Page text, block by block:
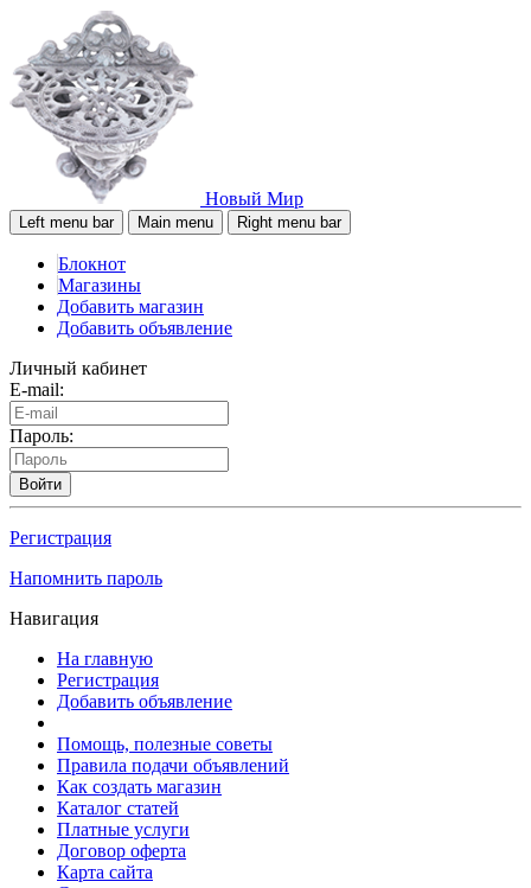
Новый Мир
Left menu bar Main menu Right menu bar
Блокнот
Магазины
Добавить магазин
Добавить объявление
Личный кабинет
E-mail:
Пароль:
Войти
Регистрация
Напомнить пароль
Навигация
На главную
Регистрация
Добавить объявление
Помощь, полезные советы
Правила подачи объявлений
Как создать магазин
Каталог статей
Платные услуги
Договор оферта
Карта сайта